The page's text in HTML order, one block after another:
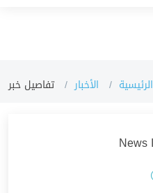
تفاصيل خبر الأخبار الرئيسية